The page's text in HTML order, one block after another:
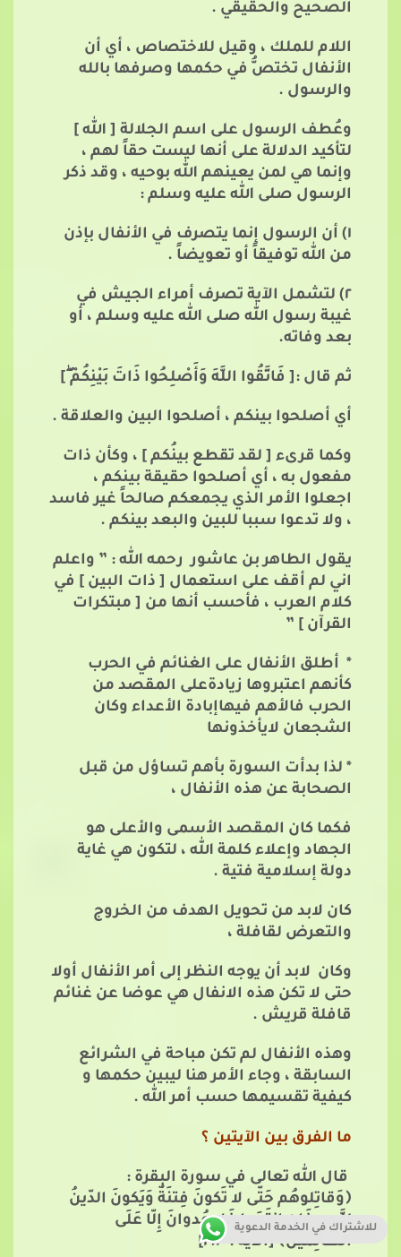
الصحيح والحقيقي .
اللام للملك ، وقيل للاختصاص ، أي أن
الأنفال تختصُّ في حكمها وصرفها بالله
والرسول .
وعُطف الرسول على اسم الجلالة [ الله ]
لتأكيد الدلالة على أنها ليست حقاً لهم ،
وإنما هي لمن يعينهم الله بوحيه ، وقد ذكر
الرسول صلى الله عليه وسلم :
١) أن الرسول إنما يتصرف في الأنفال بإذن
من الله توفيقاً أو تعويضاً .
٢) لتشمل الآية تصرف أمراء الجيش في
غيبة رسول الله صلى الله عليه وسلم ، أو
بعد وفاته.
ثم قال :[ فَاتَّقُوا اللَّهَ وَأَصْلِحُوا ذَاتَ بَيْنِكُمْ ]
أي أصلحوا بينكم ، أصلحوا البين والعلاقة .
وكما قرىء [ لقد تقطع بينُكم ] ، وكأن ذات
مفعول به ، أي أصلحوا حقيقة بينكم ،
اجعلوا الأمر الذي يجمعكم صالحاً غير فاسد
، ولا تدعوا سببا للبين والبعد بينكم .
يقول الطاهر بن عاشور رحمه الله : ” واعلم
اني لم أقف على استعمال [ ذات البين ] في
كلام العرب ، فأحسب أنها من [ مبتكرات
القرآن ] ”
* أطلق الأنفال على الغنائم في الحرب
كأنهم اعتبروها زيادةعلى المقصد من
الحرب فالأهم فيهاإبادة الأعداء وكان
الشجعان لايأخذونها
* لذا بدأت السورة بأهم تساؤل من قبل
الصحابة عن هذه الأنفال ،
فكما كان المقصد الأسمى والأعلى هو
الجهاد وإعلاء كلمة الله ، لتكون هي غاية
دولة إسلامية فتية .
كان لابد من تحويل الهدف من الخروج
والتعرض لقافلة ،
وكان لابد أن يوجه النظر إلى أمر الأنفال أولا
حتى لا تكن هذه الانفال هي عوضا عن غنائم
قافلة قريش .
وهذه الأنفال لم تكن مباحة في الشرائع
السابقة ، وجاء الأمر هنا ليبين حكمها و
كيفية تقسيمها حسب أمر الله .
ما الفرق بين الآيتين ؟
قال الله تعالى في سورة البقرة :
﴿وَقاتِلوهُم حَتّى لا تَكونَ فِتنَةٌ وَيَكونَ الدّينُ
لِلَّهجِ فَإِنِ انتَهَوا فَلا عُدوانَ إِلّا عَلَى
الظّالِمينَ﴾ [الآية : ١٩٣]
للاشتراك في الخدمة الدعوية